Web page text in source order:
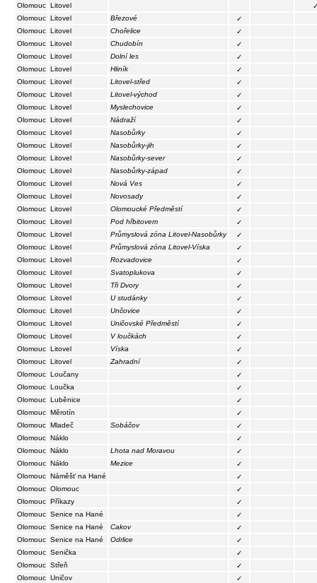
Olomouc Litovel
Olomouc Litovel Březové
✓
Olomouc Litovel Chořelice
✓
Olomouc Litovel Chudobín
✓
Olomouc Litovel Dolní les
✓
Olomouc Litovel Hliník
✓
Olomouc Litovel Litovel-střed
✓
Olomouc Litovel Litovel-východ
✓
Olomouc Litovel Myslechovice
✓
Olomouc Litovel Nádraží
✓
Olomouc Litovel Nasobůrky
✓
Olomouc Litovel Nasobůrky-jih
✓
Olomouc Litovel Nasobůrky-sever
✓
Olomouc Litovel Nasobůrky-západ
✓
Olomouc Litovel Nová Ves
✓
Olomouc Litovel Novosady
✓
Olomouc Litovel Olomoucké Předměstí
✓
Olomouc Litovel Pod hřbitovem
✓
Olomouc Litovel Průmyslová zóna Litovel-Nasobůrky
✓
Olomouc Litovel Průmyslová zóna Litovel-Víska
✓
Olomouc Litovel Rozvadovice
✓
Olomouc Litovel Svatoplukova
✓
Olomouc Litovel Tři Dvory
✓
Olomouc Litovel U studánky
✓
Olomouc Litovel Unčovice
✓
Olomouc Litovel Uničovské Předměstí
✓
Olomouc Litovel V loučkách
✓
Olomouc Litovel Víska
✓
Olomouc Litovel Zahradní
✓
Olomouc Loučany
✓
Olomouc Loučka
✓
Olomouc Luběnice
✓
Olomouc Měrotín
✓
Olomouc Mladeč Sobáčov
✓
Olomouc Náklo
✓
Olomouc Náklo Lhota nad Moravou
✓
Olomouc Náklo Mezice
✓
Olomouc Náměšť na Hané
✓
Olomouc Olomouc
✓
Olomouc Příkazy
✓
Olomouc Senice na Hané
✓
Olomouc Senice na Hané Cakov
✓
Olomouc Senice na Hané Odrlice
✓
Olomouc Senička
✓
Olomouc Střeň
✓
Olomouc Uničov
✓